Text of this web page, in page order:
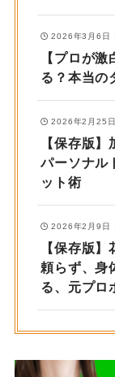
2026年3月6日
【プロが
る？本当の
2026年2月25日
【保存版
パーソナル
ット術
2026年2月9日
【保存版
頼らず、身
る、元プロ